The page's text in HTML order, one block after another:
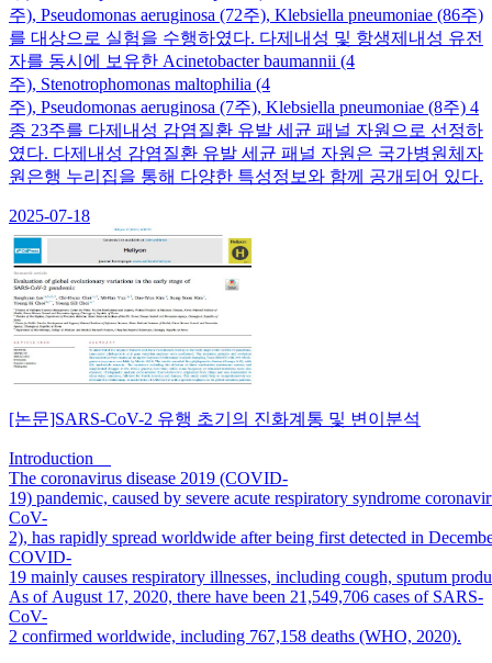
주), Pseudomonas aeruginosa (72주), Klebsiella pneumoniae (86주)
를 대상으로 실험을 수행하였다. 다제내성 및 항생제내성 유전
자를 동시에 보유한 Acinetobacter baumannii (4
주), Stenotrophomonas maltophilia (4
주), Pseudomonas aeruginosa (7주), Klebsiella pneumoniae (8주) 4
종 23주를 다제내성 감염질환 유발 세균 패널 자원으로 선정하
였다. 다제내성 감염질환 유발 세균 패널 자원은 국가병원체자
원은행 누리집을 통해 다양한 특성정보와 함께 공개되어 있다.
2025-07-18
[논문]SARS-CoV-2 유행 초기의 진화계통 및 변이분석
Introduction
The coronavirus disease 2019 (COVID-
19) pandemic, caused by severe acute respiratory syndrome
CoV-
2), has rapidly spread worldwide after being first detected in
COVID-
19 mainly causes respiratory illnesses, including cough, sputum
As of August 17, 2020, there have been 21,549,706 cases of SARS-
CoV-
2 confirmed worldwide, including 767,158 deaths (WHO, 2020).